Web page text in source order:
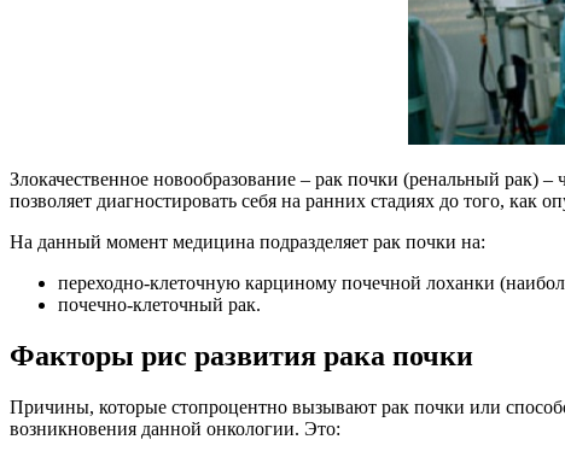
Злокачественное новообразование – рак почки (ренальный рак)
позволяет диагностировать себя на ранних стадиях до того, как
На данный момент медицина подразделяет рак почки на:
переходно-клеточную карциному почечной лоханки
почечно-клеточный рак.
Факторы рис развития рака почки
Причины, которые стопроцентно вызывают рак почки или
возникновения данной онкологии. Это: